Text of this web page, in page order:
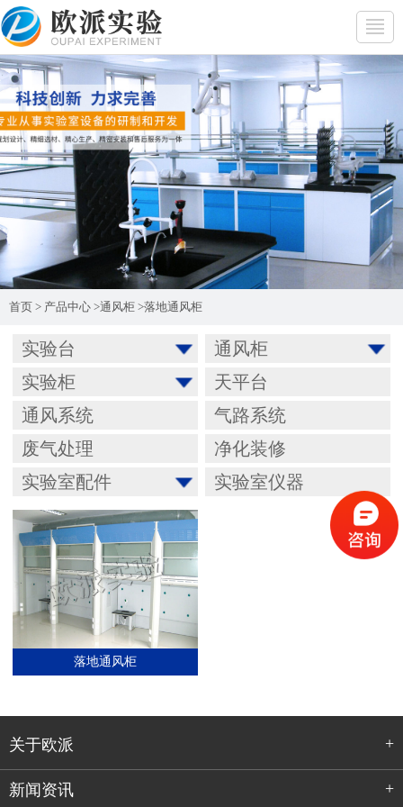
首页 > 产品中心 >通风柜 >落地通风柜
实验台
通风柜
实验柜
天平台
通风系统
气路系统
废气处理
净化装修
实验室配件
实验室仪器
落地通风柜
关于欧派 +
新闻资讯 +